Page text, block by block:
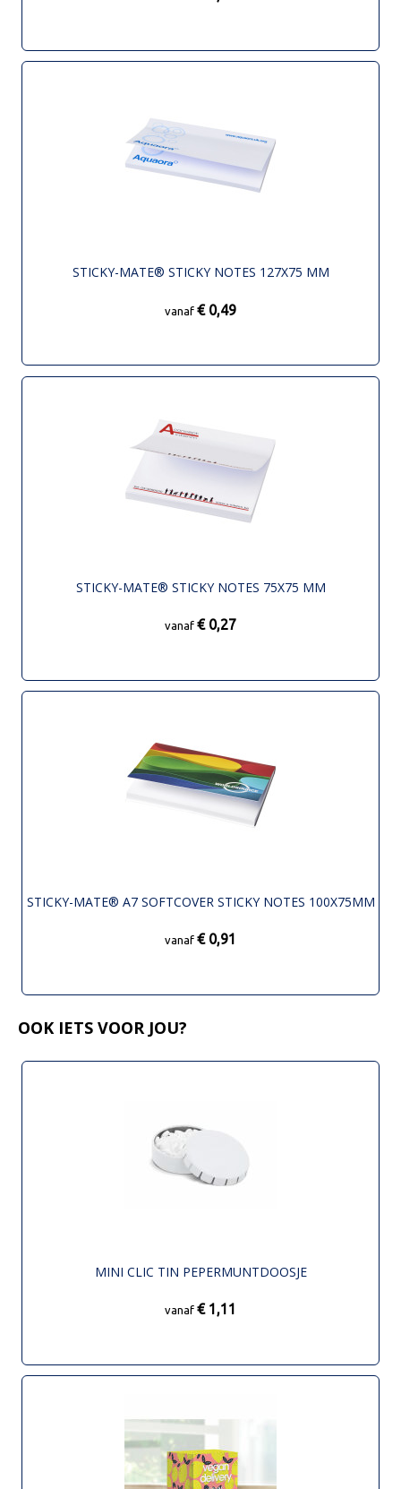
STICKY-MATE® STICKY NOTES 127X75 MM
vanaf € 0,49
STICKY-MATE® STICKY NOTES 75X75 MM
vanaf € 0,27
STICKY-MATE® A7 SOFTCOVER STICKY NOTES 100X75MM
vanaf € 0,91
OOK IETS VOOR JOU?
MINI CLIC TIN PEPERMUNTDOOSJE
vanaf € 1,11